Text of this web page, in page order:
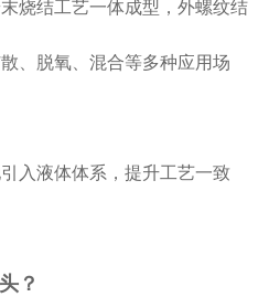
烧结工艺一体成型，外螺纹结
、脱氧、混合等多种应用场
入液体体系，提升工艺一致
？